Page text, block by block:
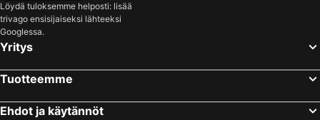
Löydä tuloksemme helposti: lisää
trivago ensisijaiseksi lähteeksi
Googlessa.
Yritys
Tuotteemme
Ehdot ja käytännöt